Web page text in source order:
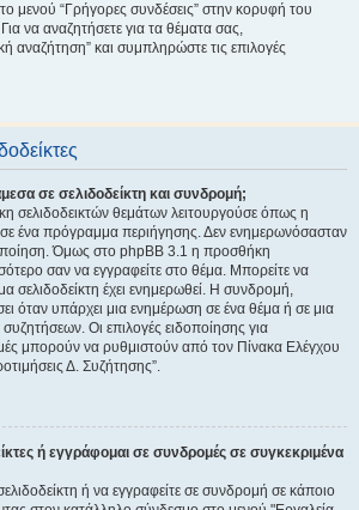
μενού “Γρήγορες συνδέσεις” στην κορυφή του
να αναζητήσετε για τα θέματα σας,
αναζήτηση” και συμπληρώστε τις επιλογές
σε σελιδοδείκτη και συνδρομή;
σελιδοδεικτών θεμάτων λειτουργούσε όπως η
ένα πρόγραμμα περιήγησης. Δεν ενημερωνόσασταν
Όμως στο phpBB 3.1 η προσθήκη
σαν να εγγραφείτε στο θέμα. Μπορείτε να
σελιδοδείκτη έχει ενημερωθεί. Η συνδρομή,
όταν υπάρχει μια ενημέρωση σε ένα θέμα ή σε μια
Οι επιλογές ειδοποίησης για
μπορούν να ρυθμιστούν από τον Πίνακα Ελέγχου
Δ. Συζήτησης”.
ή εγγράφομαι σε συνδρομές σε συγκεκριμένα
ή να εγγραφείτε σε συνδρομή σε κάποιο